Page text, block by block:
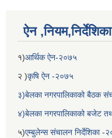
ऐन ,नियम,निर्देशिका
१)आर्थिक ऐन-२०७५
२ )कृषि ऐन -२०७५
३)बेलका नगरपालिकाको बैठक
४)बेलका नगरपालिकाको बजेट
५)एम्बुलेन्स संचालन निर्देशिका -